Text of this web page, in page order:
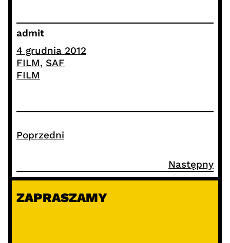
admit
4 grudnia 2012
FILM, SAF
FILM
Poprzedni
Następny
ZAPRASZAMY